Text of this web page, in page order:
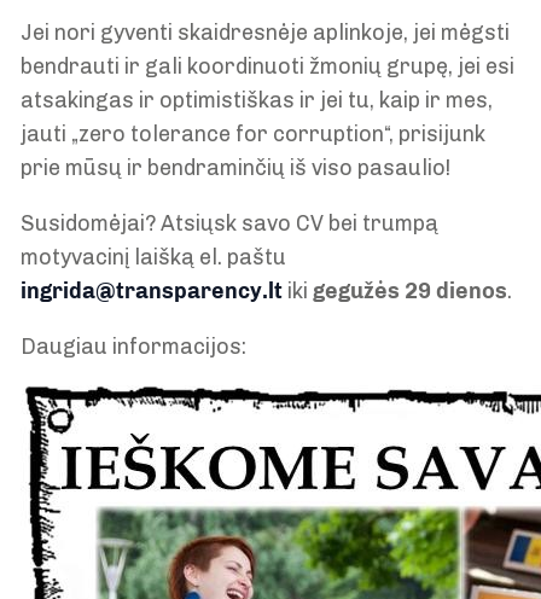
Jei nori gyventi skaidresnėje aplinkoje, jei mėgsti
bendrauti ir gali koordinuoti žmonių grupę, jei esi
atsakingas ir optimistiškas ir jei tu, kaip ir mes,
jauti „zero tolerance for corruption“, prisijunk
prie mūsų ir bendraminčių iš viso pasaulio!
Susidomėjai? Atsiųsk savo CV bei trumpą
motyvacinį laišką el. paštu
ingrida@transparency.lt iki gegužės 29 dienos.
Daugiau informacijos: